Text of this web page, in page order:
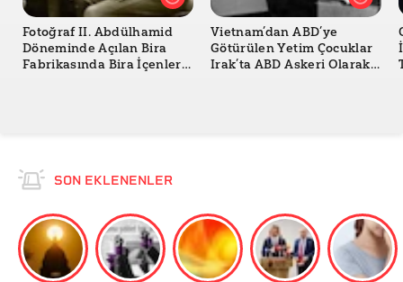
Fotoğraf II. Abdülhamid
Döneminde Açılan Bira
Fabrikasında Bira İçenleri
Vietnam’dan ABD’ye
Götürülen Yetim Çocuklar
Irak’ta ABD Askeri Olarak
SON EKLENENLER